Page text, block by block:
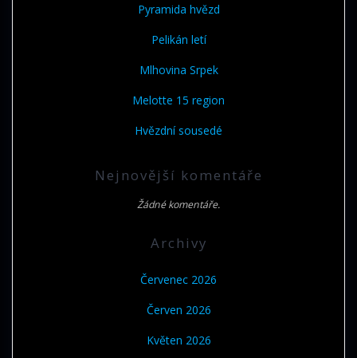
Pyramida hvězd
Pelikán letí
Mlhovina Srpek
Melotte 15 region
Hvězdní sousedé
Nejnovější komentáře
Žádné komentáře.
Archivy
Červenec 2026
Červen 2026
Květen 2026